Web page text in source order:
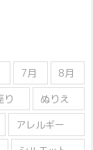
7月
8月
り
ぬりえ
アレルギー